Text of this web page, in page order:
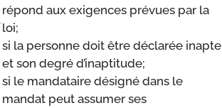
répond aux exigences prévues par la
loi;
si la personne doit être déclarée inapte
et son degré d’inaptitude;
si le mandataire désigné dans le
mandat peut assumer ses